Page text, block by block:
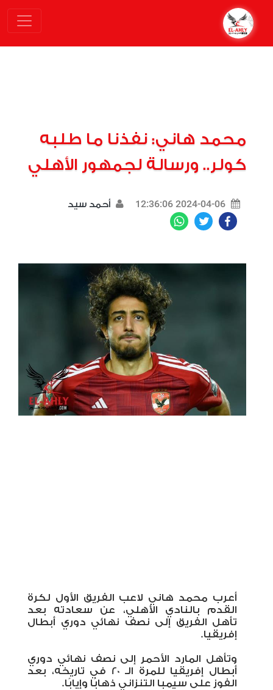
محمد هاني: نفذنا ما طلبه
كولر.. ورسالة لجمهور الأهلي
2024-04-06 12:36:06 أحمد سيد
Facebook
Twitter
أعرب محمد هاني لاعب الفريق الأول لكرة
القدم بالنادي الأهلي، عن سعادته بعد
تأهل الفريق إلى نصف نهائي دوري أبطال
إفريقيا.
وتأهل المارد الأحمر إلى نصف نهائي دوري
أبطال إفريقيا للمرة الـ 20 في تاريخه، بعد
الفوز على سيمبا التنزاني ذهابًا وإيابًا.